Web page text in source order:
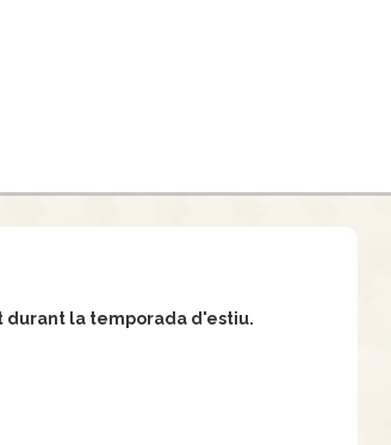
durant la temporada d'estiu.